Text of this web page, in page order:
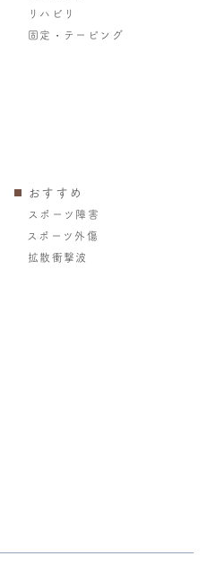
リハビリ
固定・テーピング
おすすめ
スポーツ障害
スポーツ外傷
拡散衝撃波